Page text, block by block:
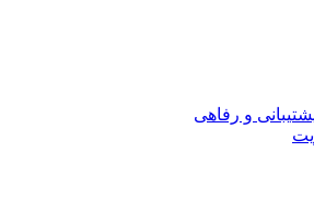
و رفاهی